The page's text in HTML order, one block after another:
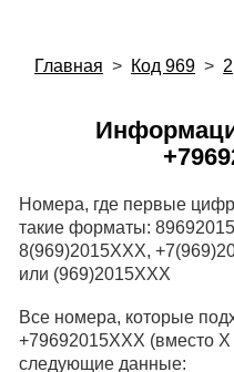
Главная > Код 969 > 2
Номера, где первые
такие форматы:
8(969)2015XXX,
или (969)2015XXX
Все номера, которые
+79692015XXX (вместо
следующие данные: